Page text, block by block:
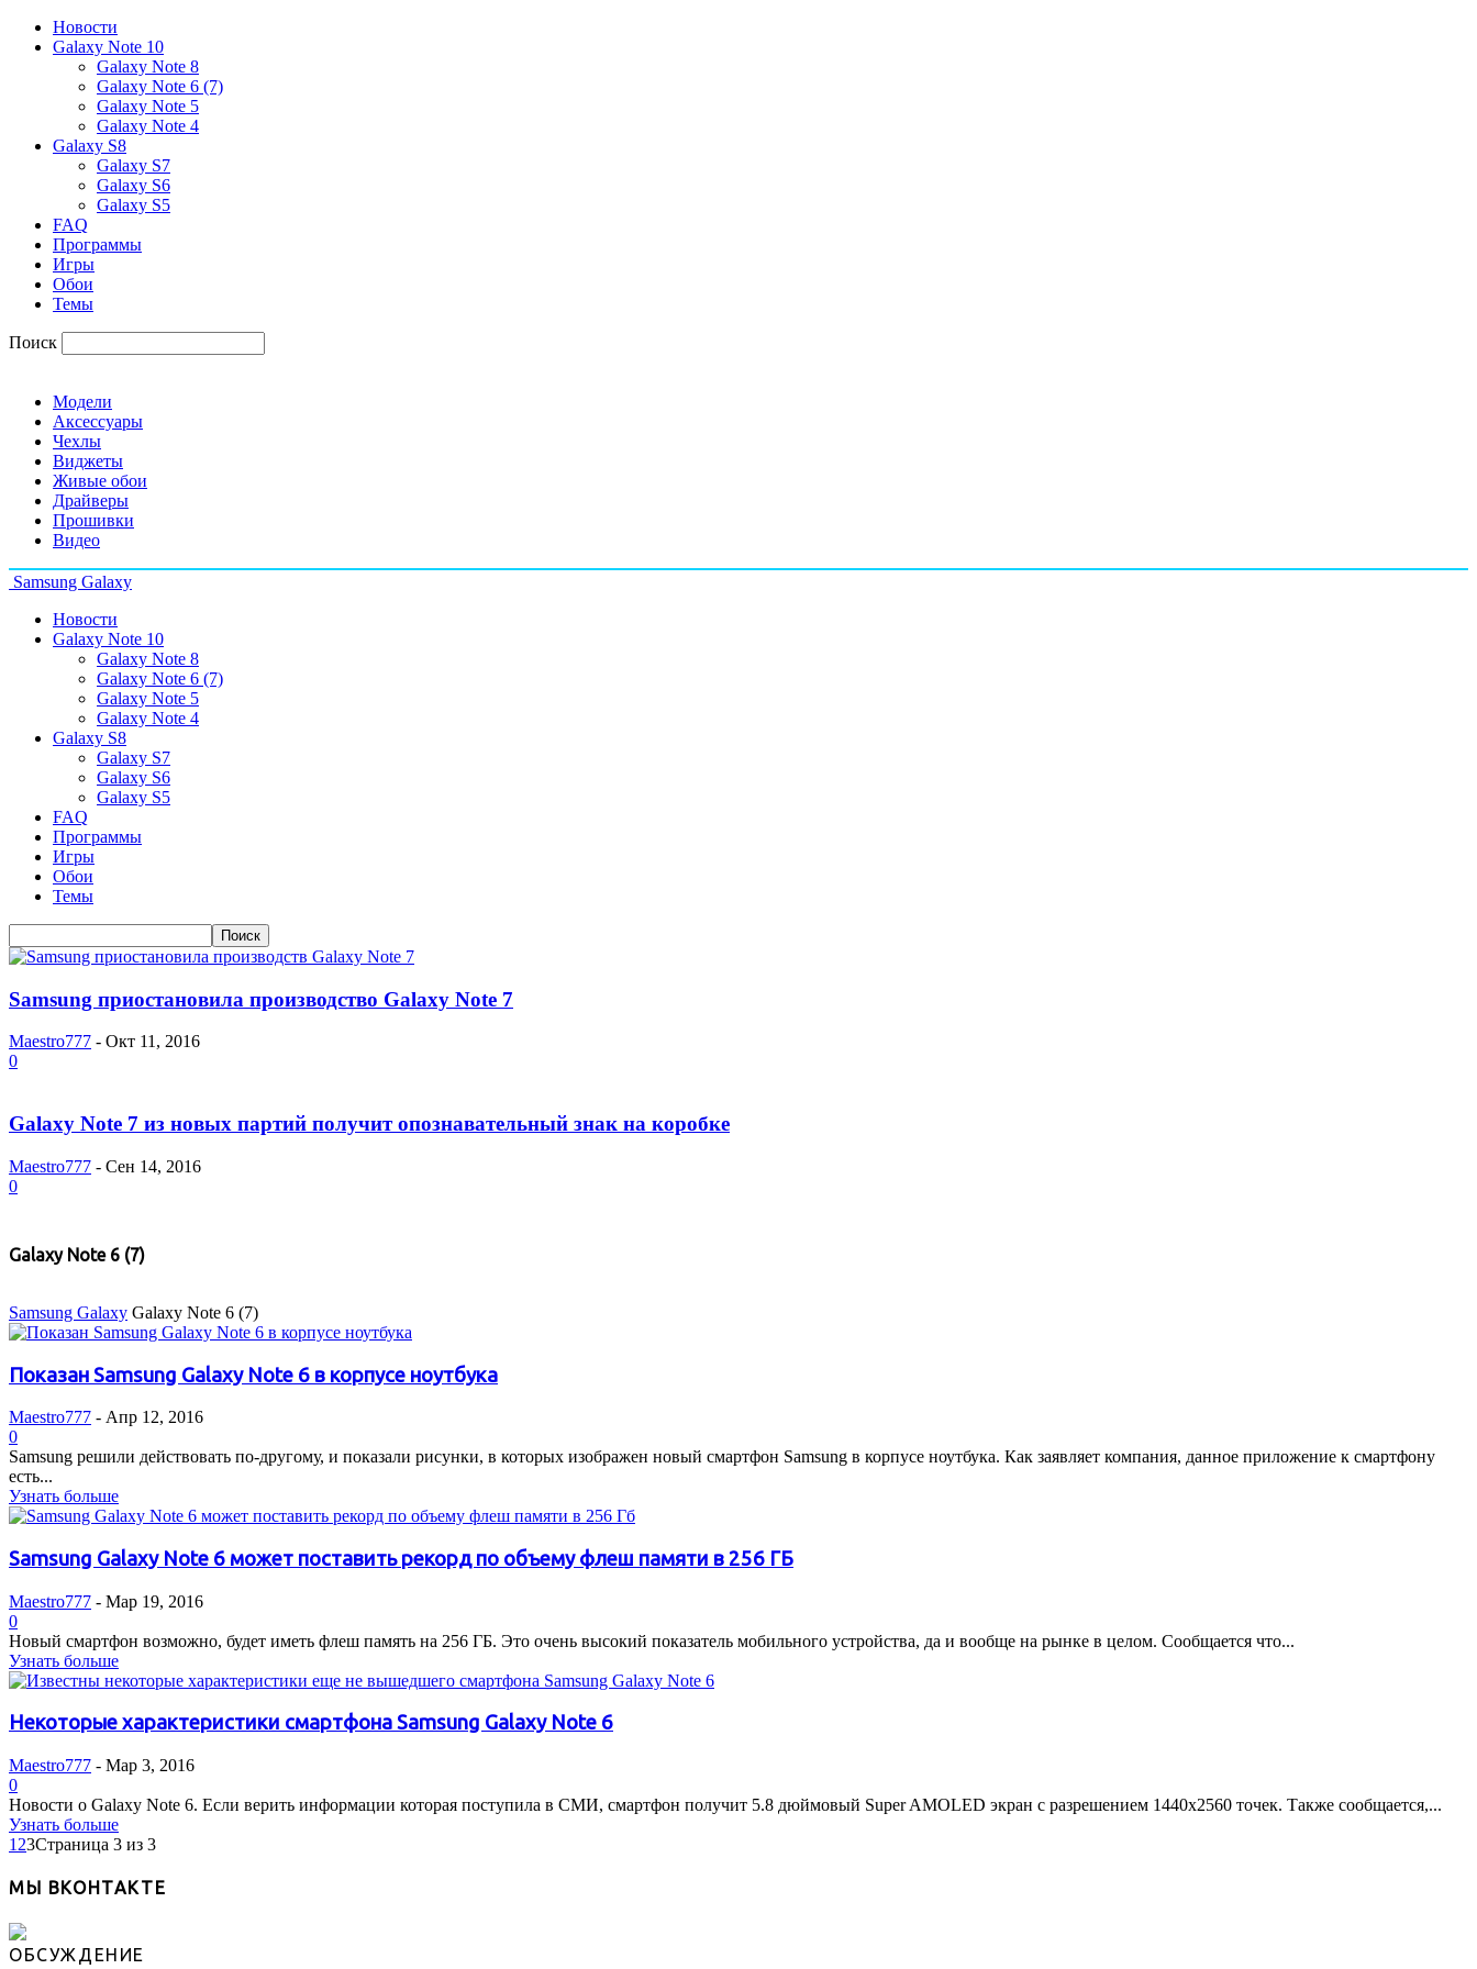
Новости
Galaxy Note 10
Galaxy Note 8
Galaxy Note 6 (7)
Galaxy Note 5
Galaxy Note 4
Galaxy S8
Galaxy S7
Galaxy S6
Galaxy S5
FAQ
Программы
Игры
Обои
Темы
Поиск
Модели
Аксессуары
Чехлы
Виджеты
Живые обои
Драйверы
Прошивки
Видео
Samsung Galaxy
Новости
Galaxy Note 10
Galaxy Note 8
Galaxy Note 6 (7)
Galaxy Note 5
Galaxy Note 4
Galaxy S8
Galaxy S7
Galaxy S6
Galaxy S5
FAQ
Программы
Игры
Обои
Темы
Samsung приостановила производство Galaxy Note 7
Maestro777 - Окт 11, 2016
0
Galaxy Note 7 из новых партий получит опознавательный знак на коробке
Maestro777 - Сен 14, 2016
0
Galaxy Note 6 (7)
Samsung Galaxy Galaxy Note 6 (7)
Показан Samsung Gаlaxy Note 6 в корпусе ноутбука
Maestro777 - Апр 12, 2016
0
Samsung решили действовать по-другому, и показали рисунки, в которых изображен новый смартфон Samsung в корпусе ноутбука. Как заявляет компания, данное приложение к смартфону
есть...
Узнать больше
Samsung Galaxy Note 6 может поставить рекорд по объему флеш памяти в 256 ГБ
Maestro777 - Мар 19, 2016
0
Новый смартфон возможно, будет иметь флеш память на 256 ГБ. Это очень высокий показатель мобильного устройства, да и вообще на рынке в целом. Сообщается что...
Узнать больше
Некоторые характеристики смартфона Samsung Galaxy Note 6
Maestro777 - Мар 3, 2016
0
Новости о Galaxy Note 6. Если верить информации которая поступила в СМИ, смартфон получит 5.8 дюймовый Super AMOLED экран с разрешением 1440x2560 точек. Также сообщается,...
Узнать больше
1 23Страница 3 из 3
МЫ ВКОНТАКТЕ
ОБСУЖДЕНИЕ